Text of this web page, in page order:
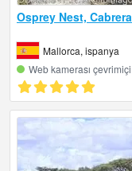
Osprey Nest, Cabrera
Mallorca, ispanya
Web kamerası çevrimiçi